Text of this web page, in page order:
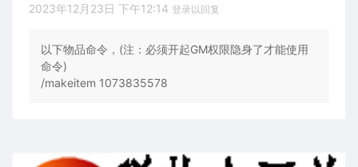
2023年12月23日 下午12:14 登录以回复
以下物品命令，(注：必须开起GM权限隐身了才能使用
命令)
/makeitem 1073835578